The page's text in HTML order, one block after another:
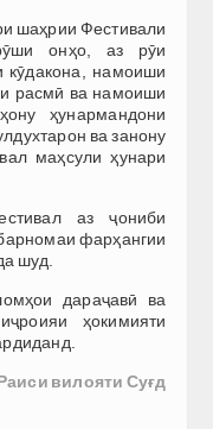
шаҳрии Фестивали
онҳо, аз рӯи
кӯдакона, намоиши
расмӣ ва намоиши
ҳунармандони
ва занону
маҳсули ҳунари
аз ҷониби
фарҳангии
шуд.
дараҷавӣ ва
ҳокимияти
вилояти Суғд